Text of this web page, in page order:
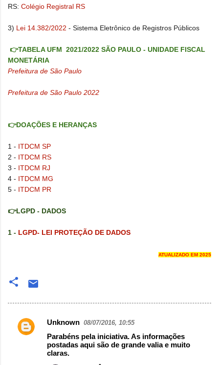
RS: Colégio Registral RS
3) Lei 14.382/2022 - Sistema Eletrônico de Registros Públicos
👉TABELA UFM 2021/2022 SÃO PAULO - UNIDADE FISCAL
MONETÁRIA
Prefeitura de São Paulo
Prefeitura de São Paulo 2022
👉DOAÇÕES E HERANÇAS
1 - ITDCM SP
2 - ITDCM RS
3 - ITDCM RJ
4 - ITDCM MG
5 - ITDCM PR
👉LGPD - DADOS
1 - LGPD- LEI PROTEÇÃO DE DADOS
ATUALIZADO EM 2025
Comentários
Unknown 08/07/2016, 10:55
Parabéns pela iniciativa. As informações
postadas aqui são de grande valia e muito
claras.